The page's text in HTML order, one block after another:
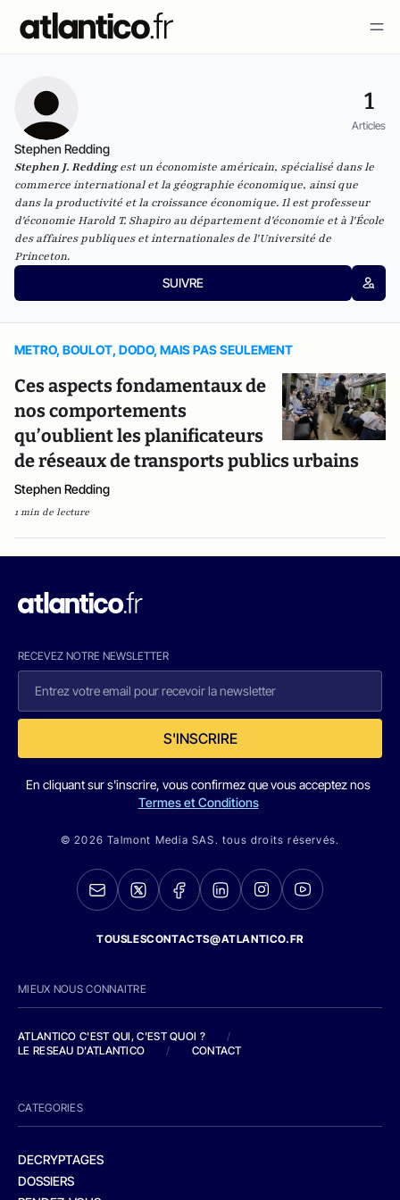
1
Articles
Stephen Redding
Stephen J. Reddingest un économiste américain, spécialisé dans le
commerce international et la géographie économique, ainsi que
dans la productivité et la croissance économique. Il est professeur
d'économie Harold T. Shapiro au département d'économie et à l'École
des affaires publiques et internationales de l'Université de
Princeton.
SUIVRE
METRO, BOULOT, DODO, MAIS PAS SEULEMENT
Ces aspects fondamentaux de
nos comportements
qu’oublient les planificateurs
de réseaux de transports publics urbains
Stephen Redding
1 min de lecture
RECEVEZ NOTRE NEWSLETTER
S'INSCRIRE
En cliquant sur s'inscrire, vous confirmez que vous acceptez nos
Termes et Conditions
© 2026 Talmont Media SAS. tous droits réservés.
TOUSLESCONTACTS@ATLANTICO.FR
MIEUX NOUS CONNAITRE
ATLANTICO C'EST QUI, C'EST QUOI ?
/
LE RESEAU D'ATLANTICO
/ CONTACT
CATEGORIES
DECRYPTAGES
DOSSIERS